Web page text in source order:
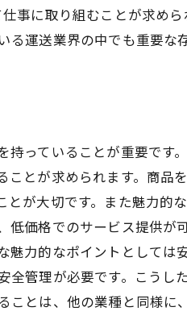
事に取り組むことが求め
運送業界の中でも重要な存
っていることが重要です
とが求められます。商品
が大切です。また魅力的な
価格でのサービス提供が
力的なポイントとしては
管理が必要です。こうし
とは、他の業種と同様に